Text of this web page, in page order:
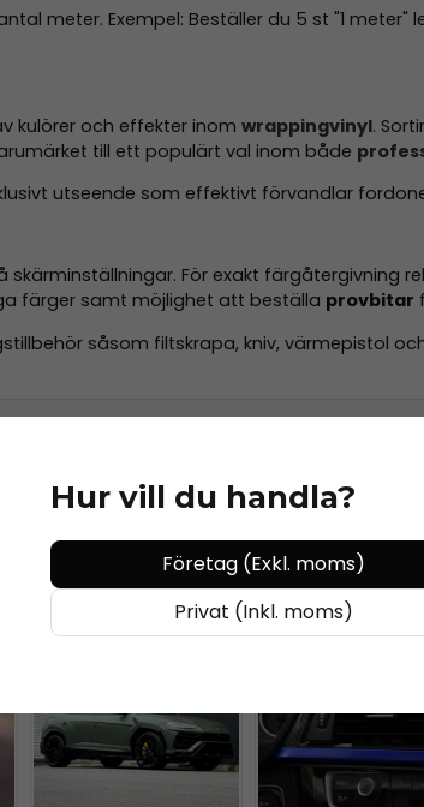
meter. Exempel: Beställer du 5 st "1
kulörer och effekter inom wrappingvinyl.
till ett populärt val inom både
utseende som effektivt förvandlar
skärminställningar. För exakt
färger samt möjlighet att beställa provbitar
såsom filtskrapa, kniv, värmepistol
Hur vill du handla?
Företag (Exkl. moms)
Privat (Inkl. moms)